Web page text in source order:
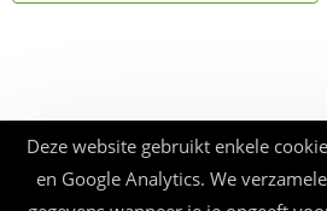
Deze website gebruikt enkele
en Google Analytics. We